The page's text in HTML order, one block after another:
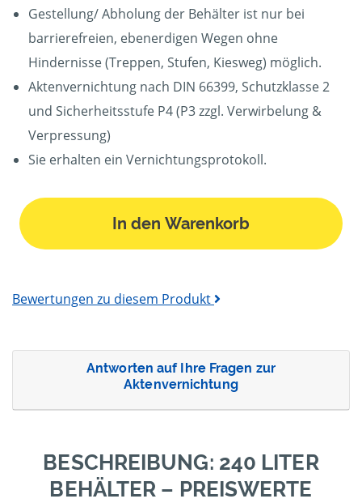
Gestellung/ Abholung der Behälter ist nur bei
barrierefreien, ebenerdigen Wegen ohne
Hindernisse (Treppen, Stufen, Kiesweg) möglich.
Aktenvernichtung nach DIN 66399, Schutzklasse 2
und Sicherheitsstufe P4 (P3 zzgl. Verwirbelung &
Verpressung)
Sie erhalten ein Vernichtungsprotokoll.
In den Warenkorb
Bewertungen zu diesem Produkt
Antworten auf Ihre Fragen zur
Aktenvernichtung
BESCHREIBUNG: 240 LITER
BEHÄLTER – PREISWERTE